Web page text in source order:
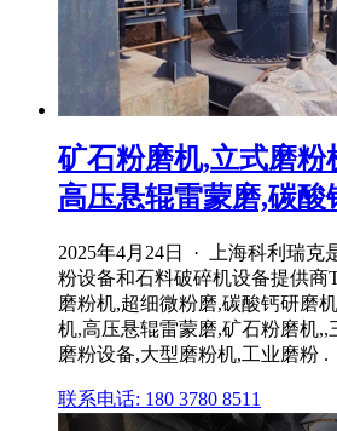
矿石粉磨机,立式磨粉
高压悬辊雷蒙磨,碳酸
2025年4月24日 · 上海科利瑞克
粉设备和石料破碎机设备提供商
磨粉机,超细微粉磨,碳酸钙研磨
机,高压悬辊雷蒙磨,矿石粉磨机,,
磨粉设备,大型磨粉机,工业磨粉 .
联系电话: 180 3780 8511